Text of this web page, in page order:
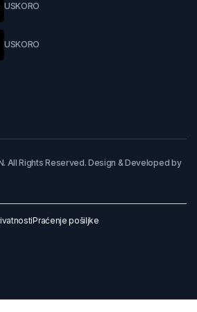
USKORO
USKORO
All Rights Reserved. Design & Developed by
Praćenje pošiljke